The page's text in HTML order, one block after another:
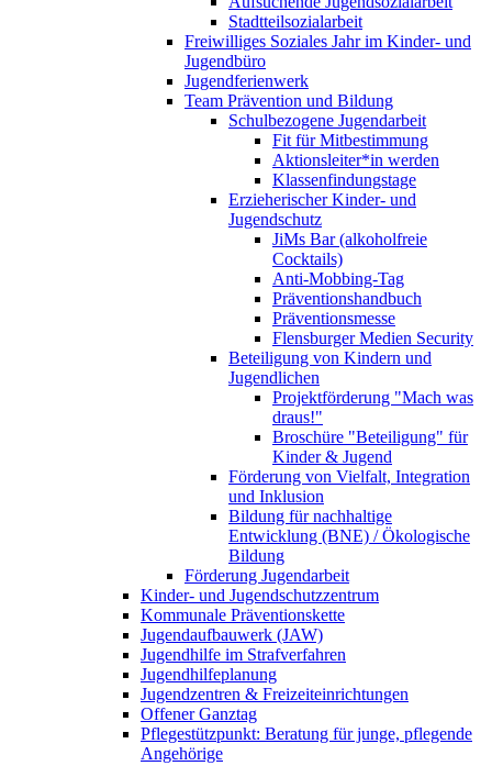
Stadtteilsozialarbeit
Freiwilliges Soziales Jahr im Kinder- und
Jugendbüro
Jugendferienwerk
Team Prävention und Bildung
Schulbezogene Jugendarbeit
Fit für Mitbestimmung
Aktionsleiter*in werden
Klassenfindungstage
Erzieherischer Kinder- und
Jugendschutz
JiMs Bar (alkoholfreie
Cocktails)
Anti-Mobbing-Tag
Präventionshandbuch
Präventionsmesse
Flensburger Medien Security
Beteiligung von Kindern und
Jugendlichen
Projektförderung "Mach was
draus!"
Broschüre "Beteiligung" für
Kinder & Jugend
Förderung von Vielfalt, Integration
und Inklusion
Bildung für nachhaltige
Entwicklung (BNE) / Ökologische
Bildung
Förderung Jugendarbeit
Kinder- und Jugendschutzzentrum
Kommunale Präventionskette
Jugendaufbauwerk (JAW)
Jugendhilfe im Strafverfahren
Jugendhilfeplanung
Jugendzentren & Freizeiteinrichtungen
Offener Ganztag
Pflegestützpunkt: Beratung für junge, pflegende
Angehörige